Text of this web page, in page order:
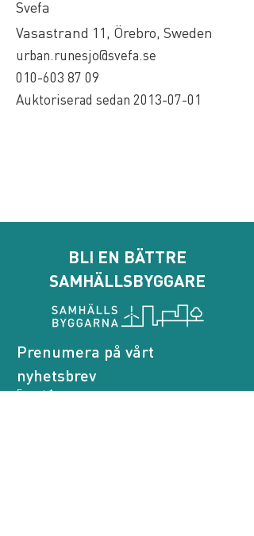
Svefa
Vasastrand 11, Örebro, Sweden
urban.runesjo@svefa.se
010-603 87 09
Auktoriserad sedan 2013-07-01
BLI EN BÄTTRE
SAMHÄLLSBYGGARE
Prenumera på vårt
nyhetsbrev
E-post *